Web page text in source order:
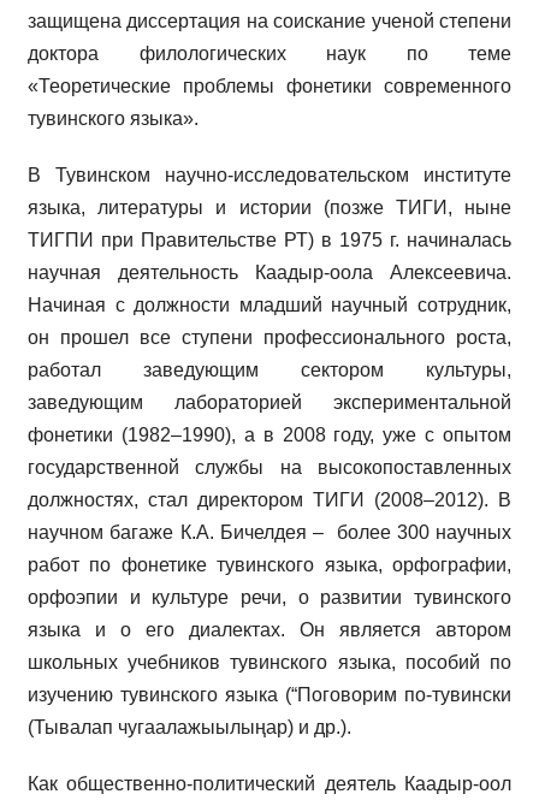
защищена диссертация на соискание ученой степени
доктора филологических наук по теме
«Теоретические проблемы фонетики современного
тувинского языка».
В Тувинском научно-исследовательском институте
языка, литературы и истории (позже ТИГИ, ныне
ТИГПИ при Правительстве РТ) в 1975 г. начиналась
научная деятельность Каадыр-оола Алексеевича.
Начиная с должности младший научный сотрудник,
он прошел все ступени профессионального роста,
работал заведующим сектором культуры,
заведующим лабораторией экспериментальной
фонетики (1982–1990), а в 2008 году, уже с опытом
государственной службы на высокопоставленных
должностях, стал директором ТИГИ (2008–2012). В
научном багаже К.А. Бичелдея – более 300 научных
работ по фонетике тувинского языка, орфографии,
орфоэпии и культуре речи, о развитии тувинского
языка и о его диалектах. Он является автором
школьных учебников тувинского языка, пособий по
изучению тувинского языка (“Поговорим по-тувински
(Тывалап чугаалажыылыңар) и др.).
Как общественно-политический деятель Каадыр-оол